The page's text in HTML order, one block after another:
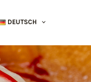
DEUTSCH